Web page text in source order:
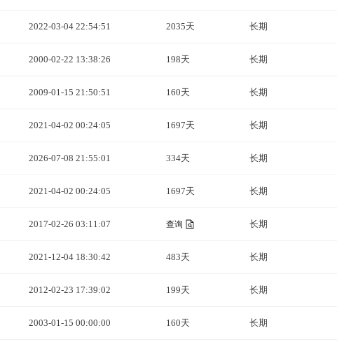
2022-03-04 22:54:51 2035天 长期
2000-02-22 13:38:26 198天 长期
2009-01-15 21:50:51 160天 长期
2021-04-02 00:24:05 1697天 长期
2026-07-08 21:55:01 334天 长期
2021-04-02 00:24:05 1697天 长期
2017-02-26 03:11:07 查询 长期
2021-12-04 18:30:42 483天 长期
2012-02-23 17:39:02 199天 长期
2003-01-15 00:00:00 160天 长期